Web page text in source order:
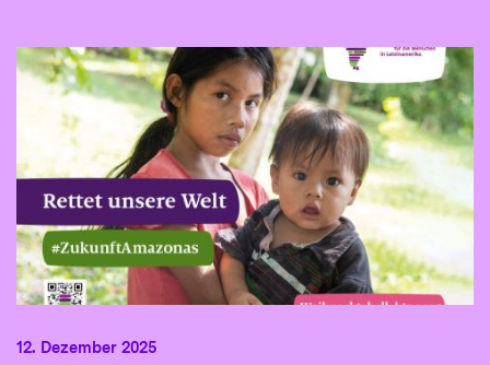
12. Dezember 2025